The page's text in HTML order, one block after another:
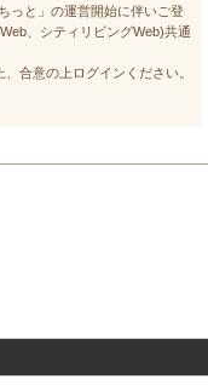
っと」の運営開始に伴いご登
、シティリビングWeb)共通
合意の上ログインください。